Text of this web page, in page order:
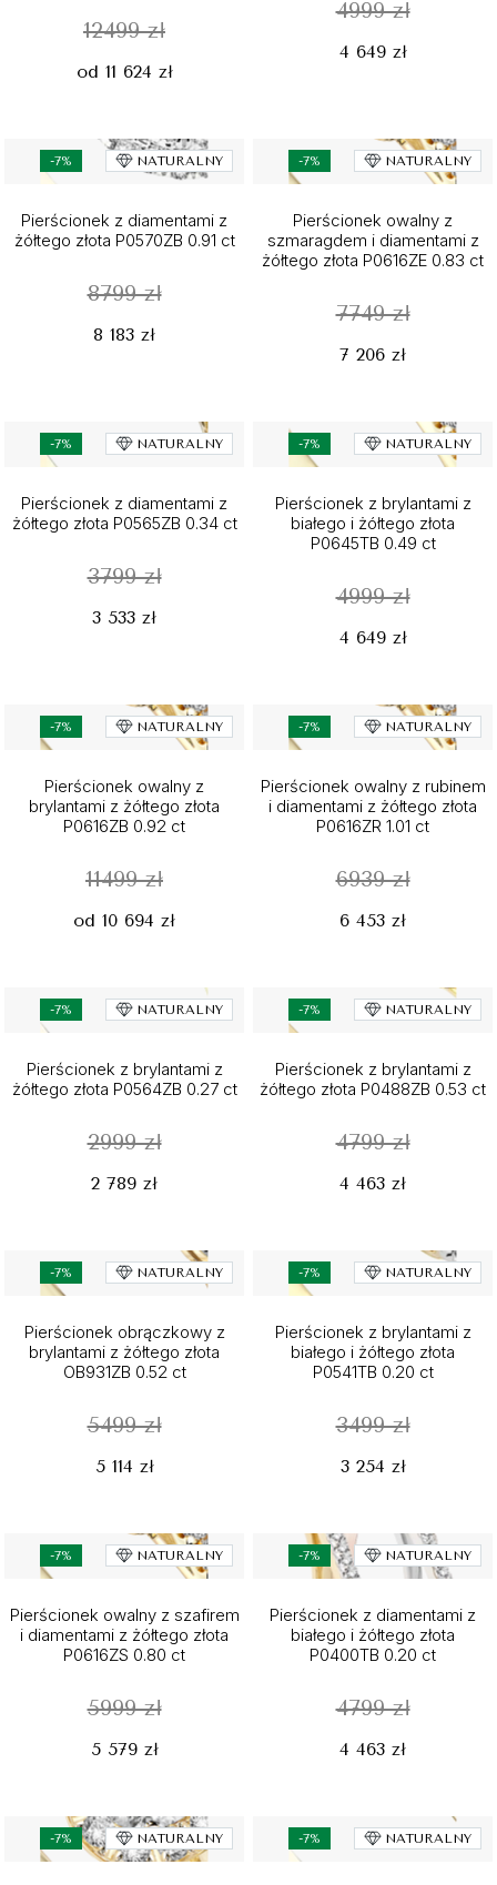
12499 zł
od 11 624 zł
4999 zł
4 649 zł
-7% NATURALNY
Pierścionek z diamentami z
żółtego złota P0570ZB 0.91 ct
8799 zł
8 183 zł
-7% NATURALNY
Pierścionek owalny z
szmaragdem i diamentami z
żółtego złota P0616ZE 0.83 ct
7749 zł
7 206 zł
-7% NATURALNY
Pierścionek z diamentami z
żółtego złota P0565ZB 0.34 ct
3799 zł
3 533 zł
-7% NATURALNY
Pierścionek z brylantami z
białego i żółtego złota
P0645TB 0.49 ct
4999 zł
4 649 zł
-7% NATURALNY
Pierścionek owalny z
brylantami z żółtego złota
P0616ZB 0.92 ct
11499 zł
od 10 694 zł
-7% NATURALNY
Pierścionek owalny z rubinem
i diamentami z żółtego złota
P0616ZR 1.01 ct
6939 zł
6 453 zł
-7% NATURALNY
Pierścionek z brylantami z
żółtego złota P0564ZB 0.27 ct
2999 zł
2 789 zł
-7% NATURALNY
Pierścionek z brylantami z
żółtego złota P0488ZB 0.53 ct
4799 zł
4 463 zł
-7% NATURALNY
Pierścionek obrączkowy z
brylantami z żółtego złota
OB931ZB 0.52 ct
5499 zł
5 114 zł
-7% NATURALNY
Pierścionek z brylantami z
białego i żółtego złota
P0541TB 0.20 ct
3499 zł
3 254 zł
-7% NATURALNY
Pierścionek owalny z szafirem
i diamentami z żółtego złota
P0616ZS 0.80 ct
5999 zł
5 579 zł
-7% NATURALNY
Pierścionek z diamentami z
białego i żółtego złota
P0400TB 0.20 ct
4799 zł
4 463 zł
-7% NATURALNY -7% NATURALNY